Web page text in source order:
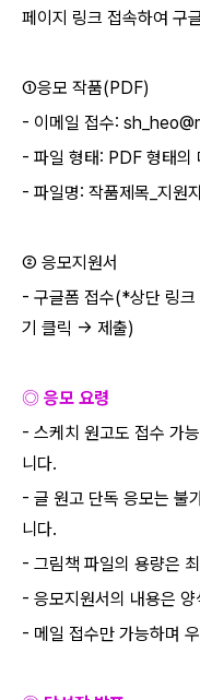
페이지 링크 접속하여 구
①응모 작품(PDF)
- 이메일 접수:
- 파일 형태: PDF 형태의
- 파일명: 작품제목 지원
② 응모지원서
- 구글폼 접수(*상단 링크
기 클릭 -> 제출)
◎ 응모 요령
- 스케치 원고도 접수 가
니다.
- 글 원고 단독 응모는 불
니다.
- 그림책 파일의 용량은
- 응모지원서의 내용은
- 메일 접수만 가능하며